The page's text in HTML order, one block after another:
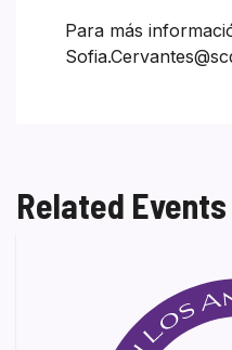
Para más
Related Events